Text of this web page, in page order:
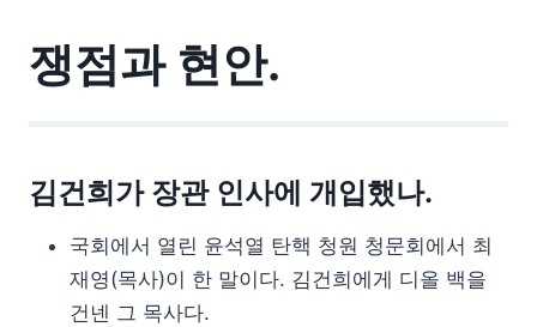
쟁점과 현안.
김건희가 장관 인사에 개입했나.
국회에서 열린 윤석열 탄핵 청원 청문회에서 최
재영(목사)이 한 말이다. 김건희에게 디올 백을
건넨 그 목사다.